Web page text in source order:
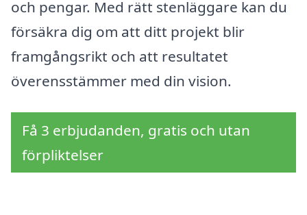
och pengar. Med rätt stenläggare kan du
försäkra dig om att ditt projekt blir
framgångsrikt och att resultatet
överensstämmer med din vision.
Få 3 erbjudanden, gratis och utan
förpliktelser